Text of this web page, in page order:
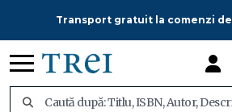
Transport gratuit la comenzi de